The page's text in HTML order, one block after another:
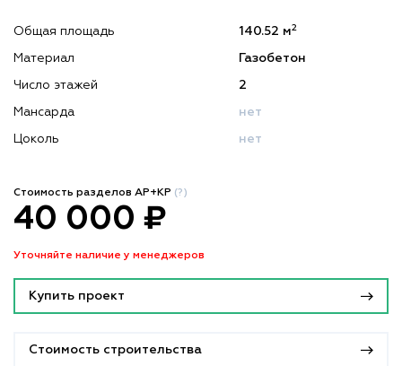
Общая площадь 140.52 м2
Материал Газобетон
Число этажей 2
Мансарда нет
Цоколь нет
Стоимость разделов АР+КР (?)
40 000 ₽
Уточняйте наличие у менеджеров
Купить проект
Стоимость строительства